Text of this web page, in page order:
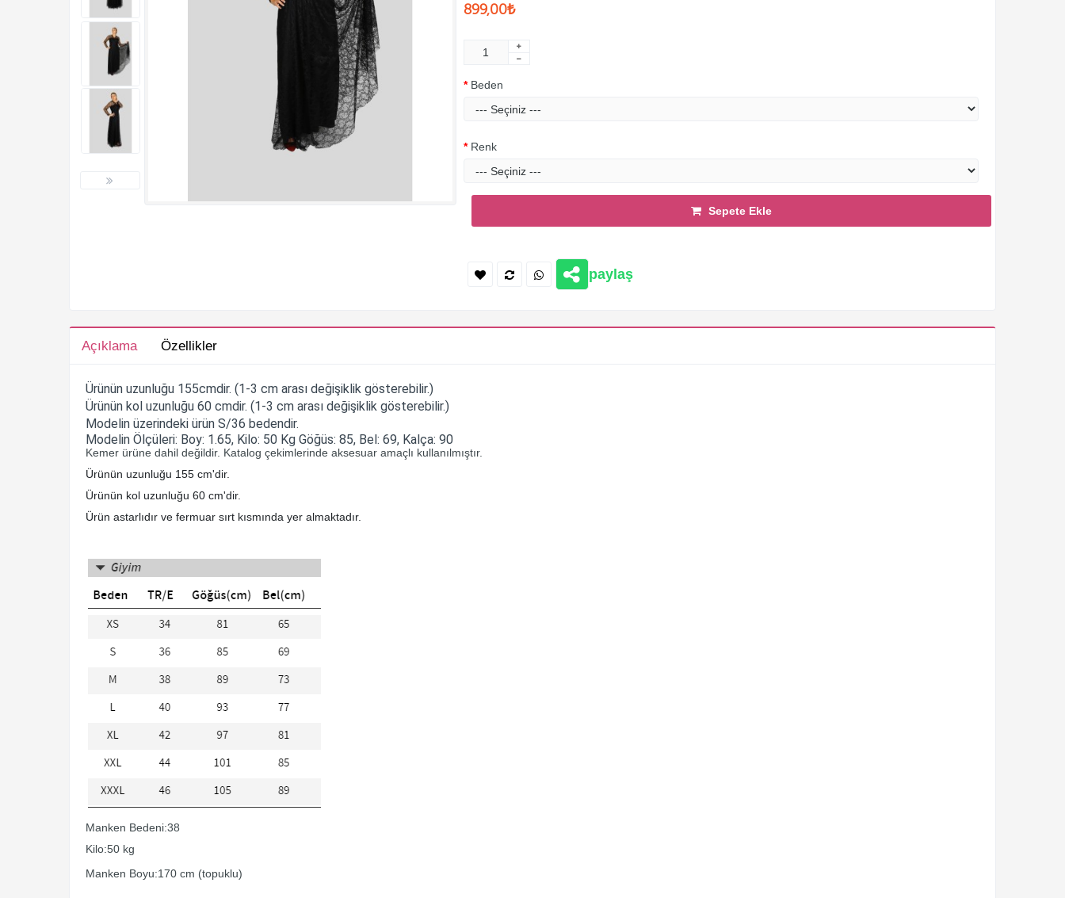
899,00₺
Beden
Renk
Sepete Ekle
paylaş
Açıklama Özellikler
Ürünün uzunluğu 155cmdir. (1-3 cm arası değişiklik gösterebilir.)
Ürünün kol uzunluğu 60 cmdir. (1-3 cm arası değişiklik gösterebilir.)
Modelin üzerindeki ürün S/36 bedendir.
Modelin Ölçüleri: Boy: 1.65, Kilo: 50 Kg Göğüs: 85, Bel: 69, Kalça: 90
Kemer ürüne dahil değildir. Katalog çekimlerinde aksesuar amaçlı kullanılmıştır.
Ürünün uzunluğu 155 cm'dir.
Ürünün kol uzunluğu 60 cm'dir.
Ürün astarlıdır ve fermuar sırt kısmında yer almaktadır.
Manken Bedeni:38
Kilo:50 kg
Manken Boyu:170 cm (topuklu)